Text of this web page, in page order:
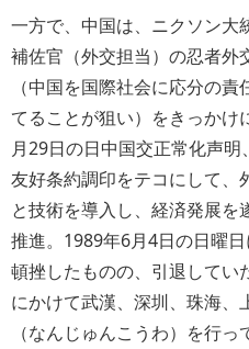
一方で、中国は、ニクソン大
補佐官（外交担当）の忍者外
（中国を国際社会に応分の
てることが狙い）をきっか
月29日の日中国交正常化声
友好条約調印をテコにして、
と技術を導入し、経済発展
推進。1989年6月4日の日曜
頓挫したものの、引退してい
にかけて武漢、深圳、珠海
（なんじゅんこうわ）を行